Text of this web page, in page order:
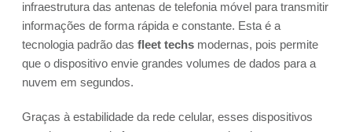
infraestrutura das antenas de telefonia móvel para transmitir
informações de forma rápida e constante. Esta é a
tecnologia padrão das fleet techs modernas, pois permite
que o dispositivo envie grandes volumes de dados para a
nuvem em segundos.
Graças à estabilidade da rede celular, esses dispositivos